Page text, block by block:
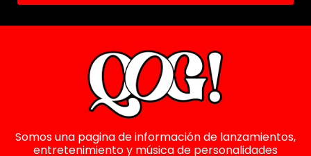
Somos una pagina de información de lanzamientos,
entretenimiento y música de personalidades